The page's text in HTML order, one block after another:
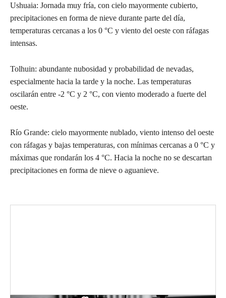
Ushuaia: Jornada muy fría, con cielo mayormente cubierto,
precipitaciones en forma de nieve durante parte del día,
temperaturas cercanas a los 0 °C y viento del oeste con ráfagas
intensas.
Tolhuin: abundante nubosidad y probabilidad de nevadas,
especialmente hacia la tarde y la noche. Las temperaturas
oscilarán entre -2 °C y 2 °C, con viento moderado a fuerte del
oeste.
Río Grande: cielo mayormente nublado, viento intenso del oeste
con ráfagas y bajas temperaturas, con mínimas cercanas a 0 °C y
máximas que rondarán los 4 °C. Hacia la noche no se descartan
precipitaciones en forma de nieve o aguanieve.